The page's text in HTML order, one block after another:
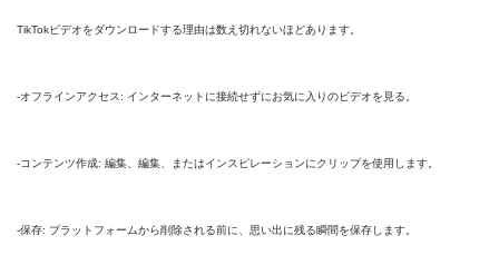
TikTokビデオをダウンロードする理由は数え切れないほどあります。
-オフラインアクセス: インターネットに接続せずにお気に入りのビデオを見る。
-コンテンツ作成: 編集、編集、またはインスピレーションにクリップを使用します。
-保存: プラットフォームから削除される前に、思い出に残る瞬間を保存します。